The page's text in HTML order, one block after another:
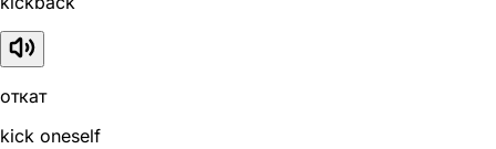
откат
kick oneself